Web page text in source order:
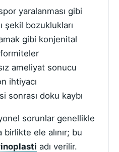
yaralanması gibi
şekil bozuklukları
gibi konjenital
ameliyat sonucu
ihtiyacı
sonrası doku kaybı
sorunlar genellikle
birlikte ele alınır; bu
adı verilir.